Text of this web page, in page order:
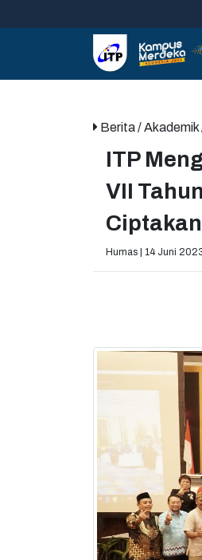
Berita/ Akademik
ITP
VII
Humas | 14 Juni